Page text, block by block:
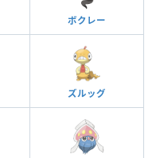
ボクレー
ズルッグ